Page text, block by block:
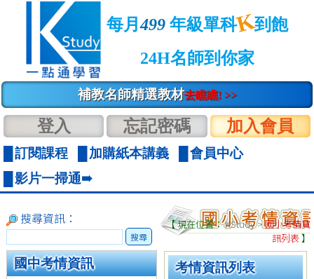
每月499年級單科K到飽
24H名師到你家
補教名師精選教材去瞧瞧! >>
登入 忘記密碼 加入會員
訂閱課程 加購紙本講義
會員中心
影片一掃通➠
搜尋資訊：
搜尋
國中考情資訊
【 現在位置：KStudy>國小考情資
訊列表】
考情資訊列表